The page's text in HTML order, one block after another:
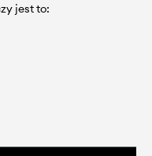
jest to: